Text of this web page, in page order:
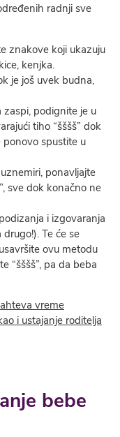
radnji sve
znakove koji ukazuju
kenjka.
je još uvek budna,
zaspi, podignite je u
tiho “šššš” dok
ponovo spustite u
ponavljajte
sve dok konačno ne
i izgovaranja
Te će se
ovu metodu
“šššš”, pa da beba
vreme
i ustajanje roditelja
bebe